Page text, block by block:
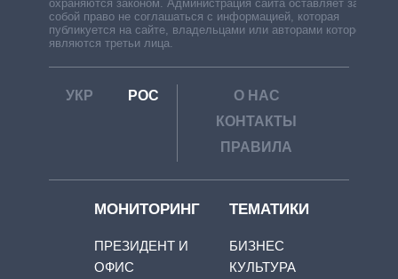
охраняются законом. Администрация сайта оставляет за
собой право не соглашаться с информацией, которая
публикуется на сайте, владельцами или авторами которой
являются третьи лица.
УКР РОС
О НАС
КОНТАКТЫ
ПРАВИЛА
МОНИТОРИНГ
ПРЕЗИДЕНТ И
ОФИС
ТЕМАТИКИ
БИЗНЕС
КУЛЬТУРА